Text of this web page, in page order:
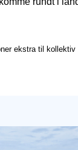
ekstra til kollektiv